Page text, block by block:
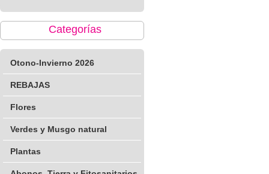
Categorías
Otono-Invierno 2026
REBAJAS
Flores
Verdes y Musgo natural
Plantas